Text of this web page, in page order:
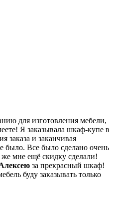
для изготовления мебели,
Я заказывала шкаф-купе в
заказа и заканчивая
было. Все было сделано очень
мне ещё скидку сделали!
за прекрасный шкаф!
буду заказывать только